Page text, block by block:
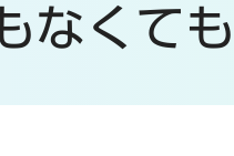
なくて